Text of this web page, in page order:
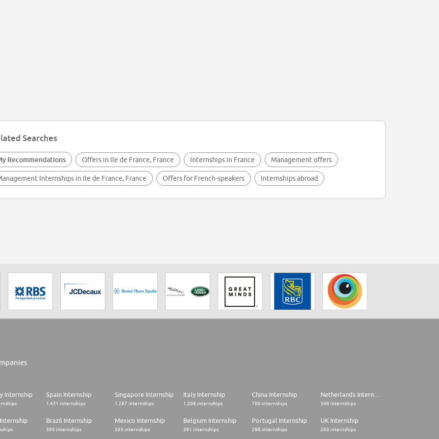
Searches
Recommendations Offers in Ile de France, France Internships in France Management offers
Internships in Ile de France, France Offers for French-speakers Internships abroad
Internship Spain Internship
1.471 internships
Singapore Internship
1.287 internships
Italy Internship
1.208 internships
China Internship
700 internships 598 internships
Brazil Internship
395 internships
Mexico Internship
393 internships
Belgium Internship
391 internships
Portugal Internship
298 internships
UK Internship
263 internships